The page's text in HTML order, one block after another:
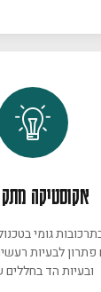
אקוסטיקה
גומי
פתרון לבעיות
ובעיות הד בחללים